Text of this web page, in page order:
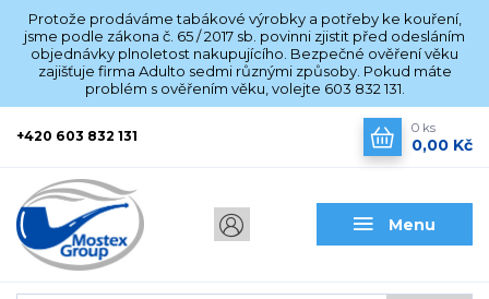
Protože prodáváme tabákové výrobky a potřeby ke kouření,
jsme podle zákona č. 65 / 2017 sb. povinni zjistit před odesláním
objednávky plnoletost nakupujícího. Bezpečné ověření věku
zajišťuje firma Adulto sedmi různými způsoby. Pokud máte
problém s ověřením věku, volejte 603 832 131.
Menu
+420 603 832 131
0 ks
0,00 Kč